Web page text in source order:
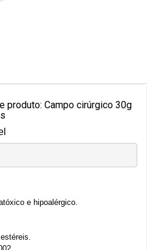
produto: Campo cirúrgico 30g
e hipoalérgico.